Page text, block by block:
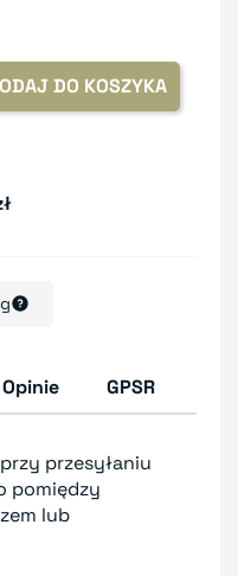
DO KOSZYKA
Opinie GPSR
przesyłaniu
pomiędzy
lub